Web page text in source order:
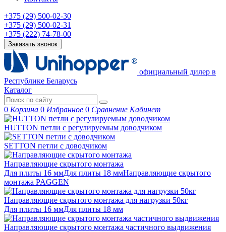
+375 (29) 500-02-30
+375 (29) 500-02-31
+375 (222) 74-78-00
Заказать звонок
официальный дилер в
Республике Беларусь
Каталог
0 Корзина 0 Избранное 0 Сравнение Кабинет
HUTTON петли с регулируемым доводчиком
SETTON петли с доводчиком
Направляющие скрытого монтажа
Для плиты 16 ммДля плиты 18 ммНаправляющие скрытого
монтажа PAGGEN
Направляющие скрытого монтажа для нагрузки 50кг
Для плиты 16 ммДля плиты 18 мм
Направляющие скрытого монтажа частичного выдвижения